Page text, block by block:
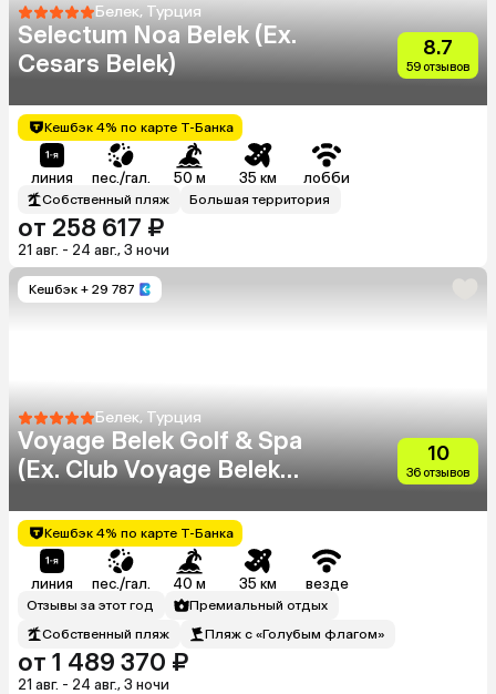
Белек, Турция
Selectum Noa Belek (Ex.
Cesars Belek)
8.7
59 отзывов
Кешбэк 4% по карте Т-Банка
линия пес./гал. 50 м 35 км лобби
Собственный пляж Большая территория
от 258 617 ₽
21 авг. - 24 авг., 3 ночи
Кешбэк + 29 787
Белек, Турция
Voyage Belek Golf & Spa
(Ex. Club Voyage Belek
10
36 отзывов
Кешбэк 4% по карте Т-Банка
линия пес./гал. 40 м 35 км везде
Отзывы за этот год
Премиальный отдых
Собственный пляж
Пляж с «Голубым флагом»
от 1 489 370 ₽
21 авг. - 24 авг., 3 ночи